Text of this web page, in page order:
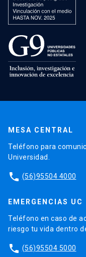
MESA CENTRAL
Teléfono para
Universidad.
phone (56)95504 4000
EMERGENCIAS UC
Teléfono en caso de
riesgo tu vida dentro
phone (56)95504 5000